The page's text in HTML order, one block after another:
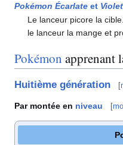
Pokémon Écarlate et Violet
Le lanceur picore la
le lanceur la mange et
Pokémon apprenant
Huitième génération [
Par montée en niveau [